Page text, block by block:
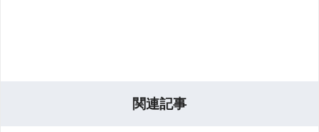
関連記事